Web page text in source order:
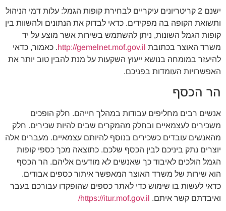
ישנם 2 קריטריונים עיקריים לבחירת קופות הגמל: עלות דמי הניהול
ותשואת הקופה בה מפקידים. כדאי לבדוק את הנתונים ולהשוות בין
קופות הגמל השונות, ניתן להשתמש בשירות אשר מוצע על יד
משרד האוצר בכתובת http://gemelnet.mof.gov.il. כאמור, כדאי
להיעזר במומחה בנושא ייעוץ השקעות על מנת להבין טוב יותר את
האפשרויות העומדות בפניכם.
הר הכסף
אנשים רבים מחליפים עבודות במהלך חייהם. חלק הופכים
משכירים לעצמאיים ובחלק מהמקרים שבים להיות שכירים. חלק
מהאנשים עובדים כשכירים בנוסף להיותם עצמאיים. מעברים אלה
יוצרים נתק ביניכם לבין הכסף שלכם. כתוצאה מכך כספי קופות
הגמל הולכים לאיבוד כך שאנשים לא מודעים אליהם. הר הכסף
הוא שירות של משרד האוצר המאפשר איתור כספים אבודים.
כדאי לעשות בו שימוש כדי לאתר כספים שהופקדו עבורכם בעבר
ואיבדתם קשר איתם. https://itur.mof.gov.il/